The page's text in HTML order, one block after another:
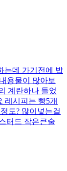
는데 가기전에 밥
용물이 많아보
계란하나 들었
레시피는 빵5개
도? 많이넣는걸
터드 작은큰술